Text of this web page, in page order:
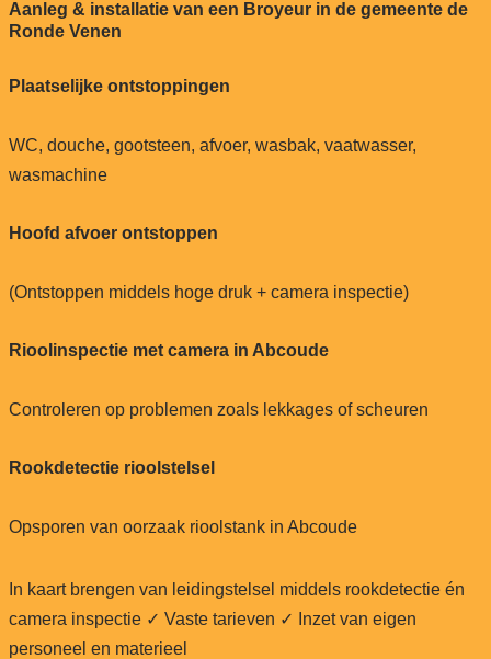
Aanleg & installatie van een Broyeur in de gemeente de
Ronde Venen
Plaatselijke ontstoppingen
WC, douche, gootsteen, afvoer, wasbak, vaatwasser,
wasmachine
Hoofd afvoer ontstoppen
(Ontstoppen middels hoge druk + camera inspectie)
Rioolinspectie met camera in Abcoude
Controleren op problemen zoals lekkages of scheuren
Rookdetectie rioolstelsel
Opsporen van oorzaak rioolstank in Abcoude
In kaart brengen van leidingstelsel middels rookdetectie én
camera inspectie ✓ Vaste tarieven ✓ Inzet van eigen
personeel en materieel